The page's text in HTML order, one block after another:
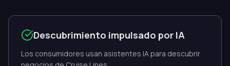
Descubrimiento impulsado por IA
Los consumidores usan asistentes IA para descubrir